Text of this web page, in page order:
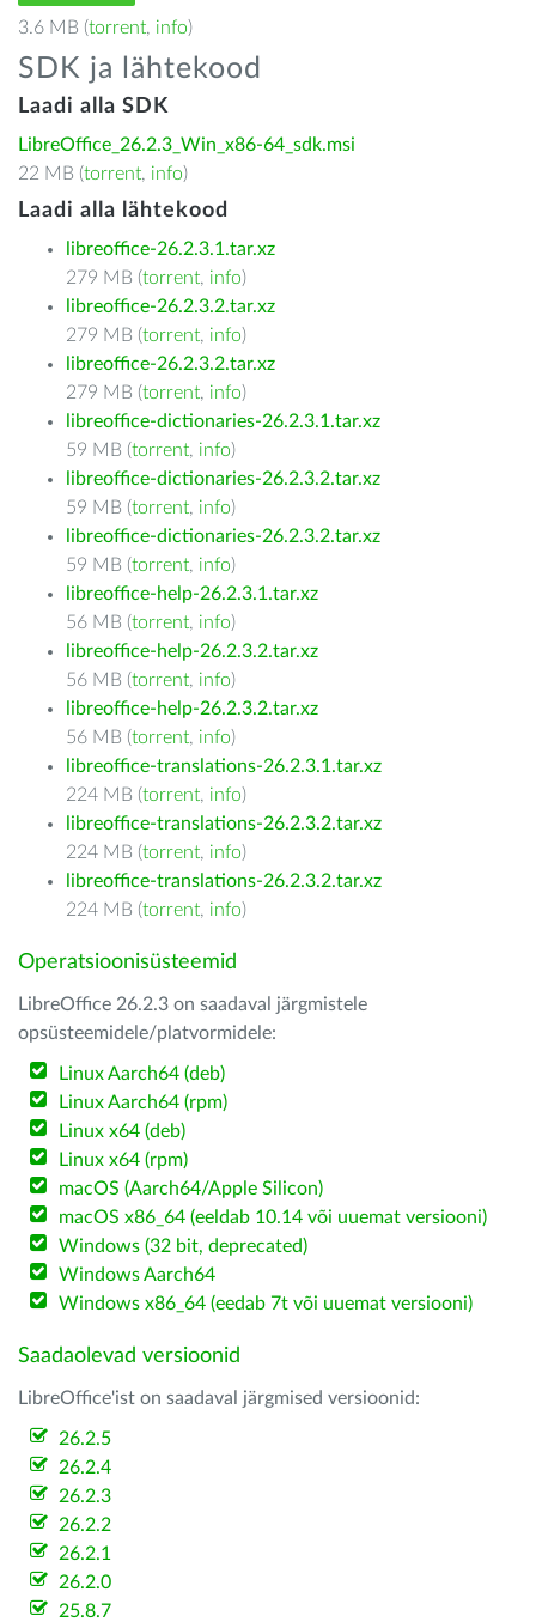
3.6 MB (torrent, info)
SDK ja lähtekood
Laadi alla SDK
LibreOffice_26.2.3_Win_x86-64_sdk.msi
22 MB (torrent, info)
Laadi alla lähtekood
libreoffice-26.2.3.1.tar.xz
279 MB (torrent, info)
libreoffice-26.2.3.2.tar.xz
279 MB (torrent, info)
libreoffice-26.2.3.2.tar.xz
279 MB (torrent, info)
libreoffice-dictionaries-26.2.3.1.tar.xz
59 MB (torrent, info)
libreoffice-dictionaries-26.2.3.2.tar.xz
59 MB (torrent, info)
libreoffice-dictionaries-26.2.3.2.tar.xz
59 MB (torrent, info)
libreoffice-help-26.2.3.1.tar.xz
56 MB (torrent, info)
libreoffice-help-26.2.3.2.tar.xz
56 MB (torrent, info)
libreoffice-help-26.2.3.2.tar.xz
56 MB (torrent, info)
libreoffice-translations-26.2.3.1.tar.xz
224 MB (torrent, info)
libreoffice-translations-26.2.3.2.tar.xz
224 MB (torrent, info)
libreoffice-translations-26.2.3.2.tar.xz
224 MB (torrent, info)
Operatsioonisüsteemid
LibreOffice 26.2.3 on saadaval järgmistele
opsüsteemidele/platvormidele:
Linux Aarch64 (deb)
Linux Aarch64 (rpm)
Linux x64 (deb)
Linux x64 (rpm)
macOS (Aarch64/Apple Silicon)
macOS x86_64 (eeldab 10.14 või uuemat versiooni)
Windows (32 bit, deprecated)
Windows Aarch64
Windows x86_64 (eedab 7t või uuemat versiooni)
Saadaolevad versioonid
LibreOffice'ist on saadaval järgmised versioonid:
26.2.5
26.2.4
26.2.3
26.2.2
26.2.1
26.2.0
25.8.7